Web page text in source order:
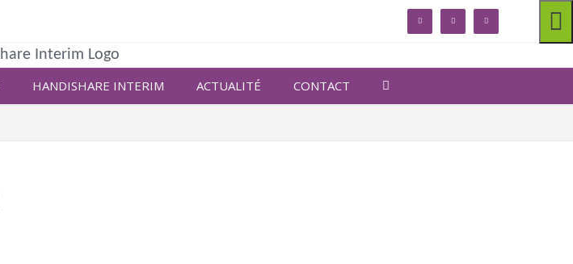
linkedin facebook twitter
HANDISHARE INTERIM ACTUALITÉ CONTACT